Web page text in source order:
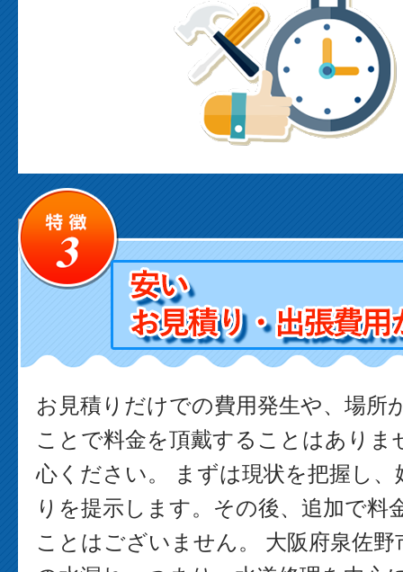
お見積りだけでの費用発生や、場所
ことで料金を頂戴することはありま
心ください。 まずは現状を把握し
りを提示します。その後、追加で料
ことはございません。 大阪府泉佐